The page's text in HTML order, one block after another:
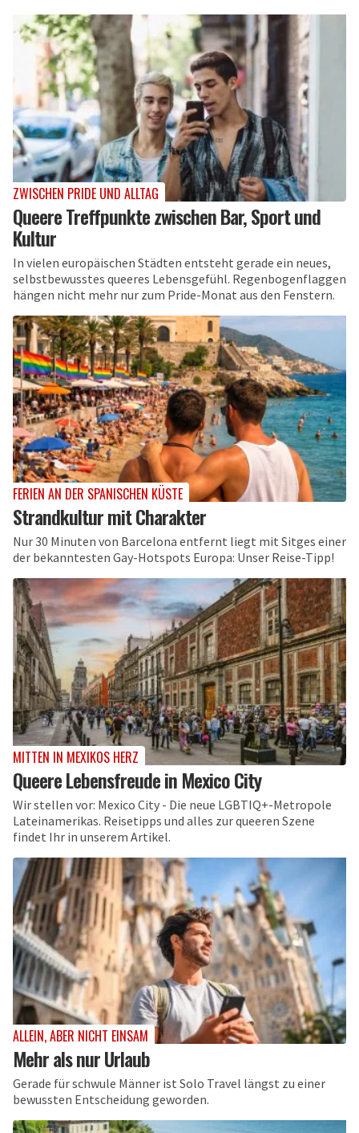
ZWISCHEN PRIDE UND ALLTAG
Queere Treffpunkte zwischen Bar, Sport und
Kultur
In vielen europäischen Städten entsteht gerade ein neues,
selbstbewusstes queeres Lebensgefühl. Regenbogenflaggen
hängen nicht mehr nur zum Pride-Monat aus den Fenstern.
FERIEN AN DER SPANISCHEN KÜSTE
Strandkultur mit Charakter
Nur 30 Minuten von Barcelona entfernt liegt mit Sitges einer
der bekanntesten Gay-Hotspots Europa: Unser Reise-Tipp!
MITTEN IN MEXIKOS HERZ
Queere Lebensfreude in Mexico City
Wir stellen vor: Mexico City - Die neue LGBTIQ+-Metropole
Lateinamerikas. Reisetipps und alles zur queeren Szene
findet Ihr in unserem Artikel.
ALLEIN, ABER NICHT EINSAM
Mehr als nur Urlaub
Gerade für schwule Männer ist Solo Travel längst zu einer
bewussten Entscheidung geworden.